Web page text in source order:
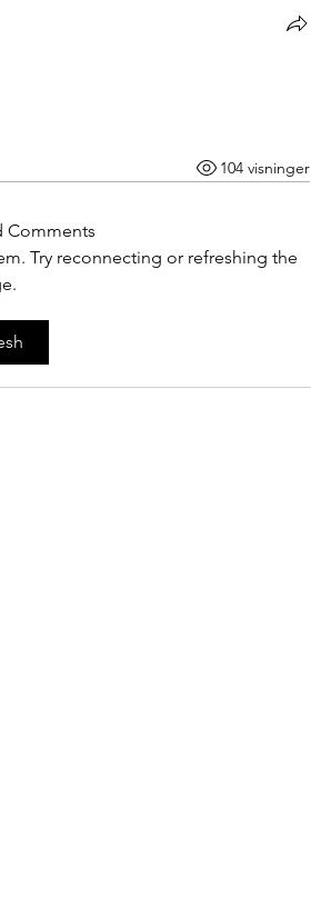
104 visninger
Comments
Try reconnecting or refreshing the